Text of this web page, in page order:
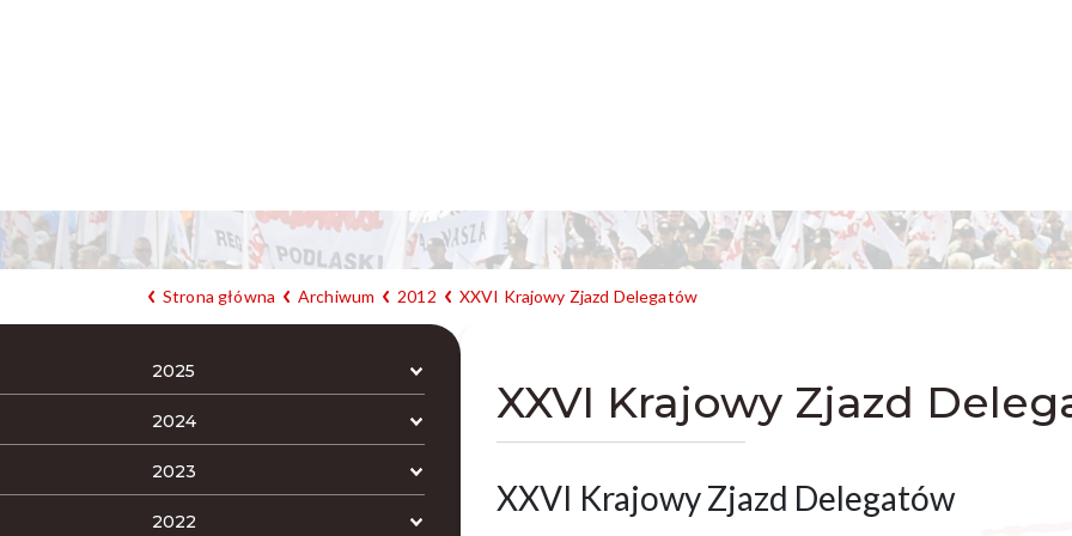
Strona główna Archiwum 2012 XXVI Krajowy Zjazd Delegatów
2025
2024
2023
2022
XXVI Krajowy Zjazd
XXVI Krajowy Zjazd Delegatów